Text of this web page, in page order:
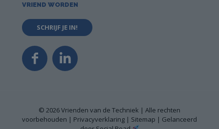
VRIEND WORDEN
SCHRIJF JE IN!
© 2026 Vrienden van de Techniek | Alle rechten
voorbehouden | Privacyverklaring | Sitemap | Gelanceerd